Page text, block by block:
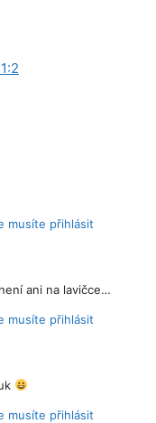
musíte přihlásit
ani na lavičce…
musíte přihlásit
musíte přihlásit